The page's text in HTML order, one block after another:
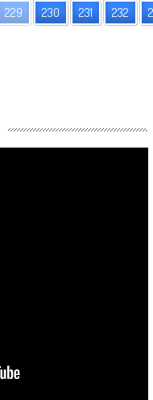
229 230 231 232